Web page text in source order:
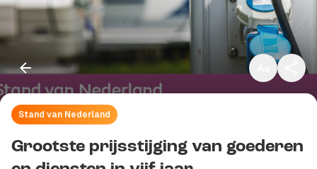
Klein
Standaard
Groot
Stand van Nederland
Grootste prijsstijging van goederen